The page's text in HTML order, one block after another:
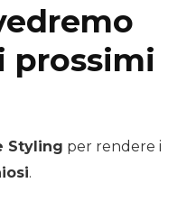
prossimi
Styling per rendere i
.